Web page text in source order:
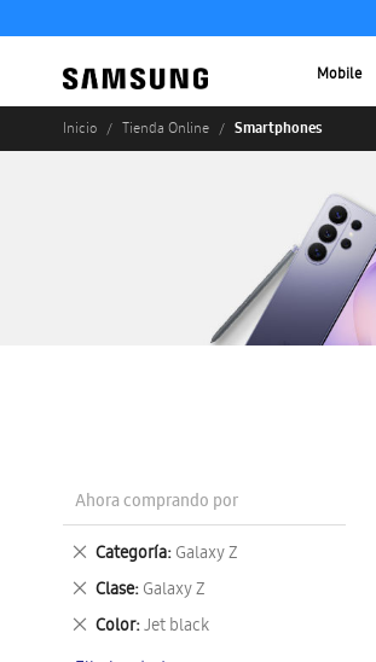
Mobile
Inicio Tienda Online Smartphones
Ahora comprando por
Categoría Galaxy Z
Eliminar
este
artículo
Clase Galaxy Z
Eliminar
este
artículo
Color Jet black
Eliminar